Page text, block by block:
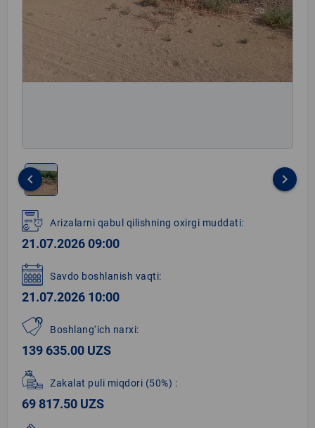
1
of
1
keyboard_arrow_left keyboard_arrow_right
Arizalarni qabul qilishning oxirgi muddati:
21.07.2026 09:00
Savdo boshlanish vaqti:
21.07.2026 10:00
Boshlang‘ich narxi:
139 635.00 UZS
Zakalat puli miqdori (50%) :
69 817.50 UZS